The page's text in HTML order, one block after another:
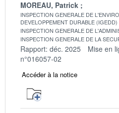
MOREAU, Patrick
INSPECTION GENERALE DE
DEVELOPPEMENT DURABLE (IGEDD)
INSPECTION GENERALE DE
INSPECTION GENERALE DE LA
Rapport: déc. 2025 Mise en
n°016057-02
Accéder à la notice